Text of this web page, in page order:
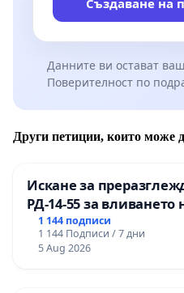
Данните ви остават
Поверителност по
Други петиции, които може
Искане за
РД-14-55 за
гимназия по
Професионалната
мениджмънт – гр.
1 144 подписи
1 144 Подписи / 7 дни
5 Aug 2026